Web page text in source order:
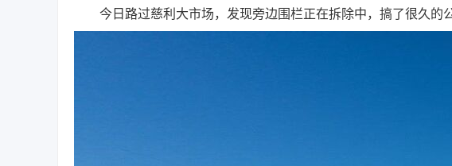
今日路过慈利大市场，发现旁边围栏正在拆除中，搞了很久的